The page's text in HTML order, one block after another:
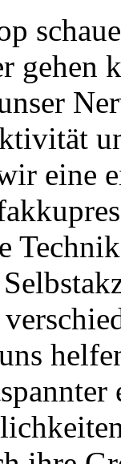
gehen
eine